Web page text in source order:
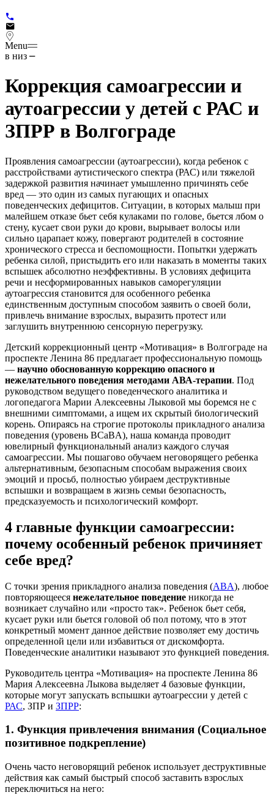
Menu
в низ
Коррекция самоагрессии и
аутоагрессии у детей с РАС и
ЗПРР в Волгограде
Проявления самоагрессии (аутоагрессии), когда ребенок с
расстройствами аутистического спектра (РАС) или тяжелой
задержкой развития начинает умышленно причинять себе
вред — это один из самых пугающих и опасных
поведенческих дефицитов. Ситуации, в которых малыш при
малейшем отказе бьет себя кулаками по голове, бьется лбом о
стену, кусает свои руки до крови, вырывает волосы или
сильно царапает кожу, повергают родителей в состояние
хронического стресса и беспомощности. Попытки удержать
ребенка силой, пристыдить его или наказать в моменты таких
вспышек абсолютно неэффективны. В условиях дефицита
речи и несформированных навыков саморегуляции
аутоагрессия становится для особенного ребенка
единственным доступным способом заявить о своей боли,
привлечь внимание взрослых, выразить протест или
заглушить внутреннюю сенсорную перегрузку.
Детский коррекционный центр «Мотивация» в Волгограде на
проспекте Ленина 86 предлагает профессиональную помощь
— научно обоснованную коррекцию опасного и
нежелательного поведения методами АВА-терапии. Под
руководством ведущего поведенческого аналитика и
логопедагога Марии Алексеевны Лыковой мы боремся не с
внешними симптомами, а ищем их скрытый биологический
корень. Опираясь на строгие протоколы прикладного анализа
поведения (уровень BCaBA), наша команда проводит
ювелирный функциональный анализ каждого случая
самоагрессии. Мы пошагово обучаем неговорящего ребенка
альтернативным, безопасным способам выражения своих
эмоций и просьб, полностью убираем деструктивные
вспышки и возвращаем в жизнь семьи безопасность,
предсказуемость и психологический комфорт.
4 главные функции самоагрессии:
почему особенный ребенок причиняет
себе вред?
С точки зрения прикладного анализа поведения (ABA), любое
повторяющееся нежелательное поведение никогда не
возникает случайно или «просто так». Ребенок бьет себя,
кусает руки или бьется головой об пол потому, что в этот
конкретный момент данное действие позволяет ему достичь
определенной цели или избавиться от дискомфорта.
Поведенческие аналитики называют это функцией поведения.
Руководитель центра «Мотивация» на проспекте Ленина 86
Мария Алексеевна Лыкова выделяет 4 базовые функции,
которые могут запускать вспышки аутоагрессии у детей с
РАС, ЗПР и ЗПРР:
1. Функция привлечения внимания (Социальное
позитивное подкрепление)
Очень часто неговорящий ребенок использует деструктивные
действия как самый быстрый способ заставить взрослых
переключиться на него: